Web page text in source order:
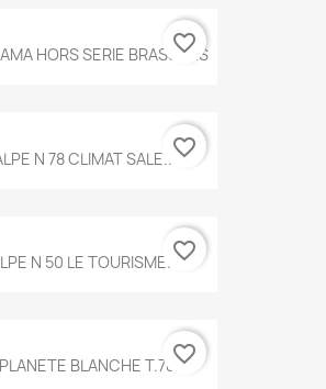
HORS SERIE BRASSENS
favorite_border
N 78 CLIMAT SALE...favorite_border
N 50 LE TOURISME...favorite_border
BLANCHE T.785favorite_border